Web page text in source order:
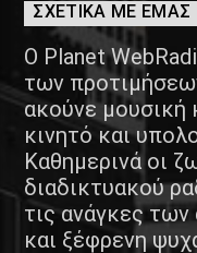
ΣΧΕΤΙΚΑ ΜΕ ΕΜΑΣ
Ο Planet
των
ακούνε μουσική
κινητό και
Καθημερινά οι
διαδικτυακού
τις ανάγκες
και ξέφρενη